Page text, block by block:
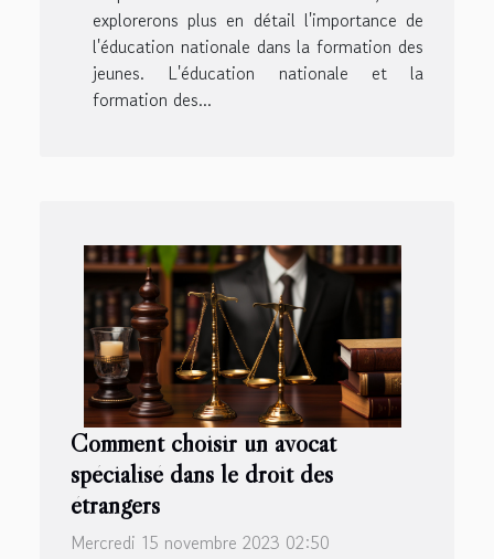
explorerons plus en détail l'importance de
l'éducation nationale dans la formation des
jeunes. L'éducation nationale et la
formation des...
Comment choisir un avocat
spécialisé dans le droit des
étrangers
Mercredi 15 novembre 2023 02:50